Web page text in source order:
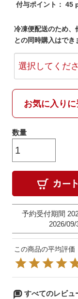
付与ポイント： 45
冷凍便配送のため、
との同時購入はでき
お気に入り
予約受付期間
2026/
すべてのレビュ